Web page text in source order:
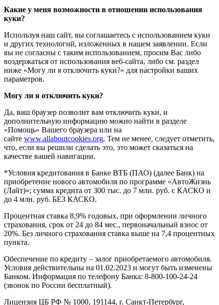
Какие у меня возможности в отношении использования
куки?
Используя наш сайт, вы соглашаетесь с использованием куки
и других технологий, изложенных в нашем заявлении. Если
вы не согласны с таким использованием, просим Вас либо
воздержаться от использования веб-сайта, либо см. раздел
ниже «Могу ли я отключить куки?» для настройки ваших
параметров.
Могу ли я отключить куки?
Да, ваш браузер позволит вам отключить куки, и
дополнительную информацию можно найти в разделе
«Помощь» Вашего браузера или на
сайте www.allaboutcookies.org. Тем не менее, следует отметить,
что, если вы решили сделать это, это может сказаться на
качестве вашей навигации.
*Условия кредитования в Банке ВТБ (ПАО) (далее Банк) на
приобретение нового автомобиля по программе «АвтоЖизнь
(Лайт)»; сумма кредита от 300 тыс. до 7 млн. руб. с КАСКО и
до 4 млн. руб. БЕЗ КАСКО.
Процентная ставка 8,9% годовых, при оформлении личного
страхования, срок от 24 до 84 мес., первоначальный взнос от
20%. Без личного страхования ставка выше на 7,4 процентных
пункта.
Обеспечение по кредиту – залог приобретаемого автомобиля.
Условия действительны на 01.02.2023 и могут быть изменены
Банком. Информация по телефону Банка: 8-800-100-24-24
(звонок по России бесплатный).
Лицензия ЦБ РФ № 1000, 191144, г. Санкт-Петербург,